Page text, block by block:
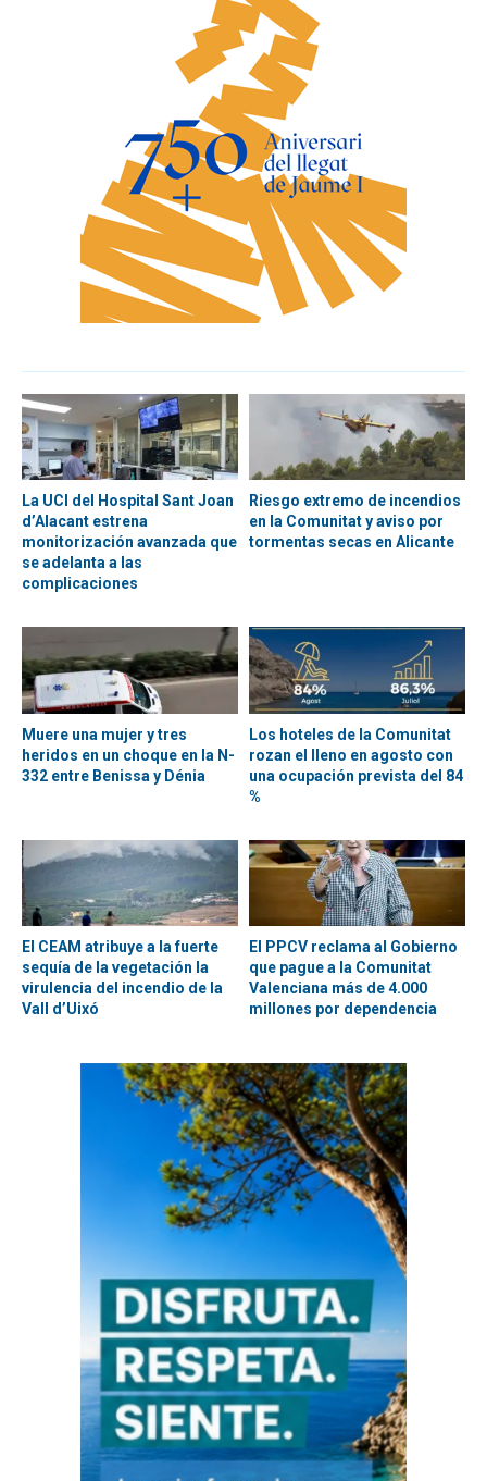
La UCI del Hospital Sant Joan
d’Alacant estrena
monitorización avanzada que
se adelanta a las
complicaciones
Riesgo extremo de incendios
en la Comunitat y aviso por
tormentas secas en Alicante
Muere una mujer y tres
heridos en un choque en la N-
332 entre Benissa y Dénia
Los hoteles de la Comunitat
rozan el lleno en agosto con
una ocupación prevista del 84
%
El CEAM atribuye a la fuerte
sequía de la vegetación la
virulencia del incendio de la
Vall d’Uixó
El PPCV reclama al Gobierno
que pague a la Comunitat
Valenciana más de 4.000
millones por dependencia